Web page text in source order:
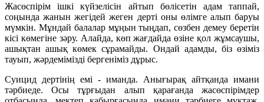
Жасөспірім ішкі күйзелісін айтып бөлісетін адам таппай,
соңында жанын жегідей жеген дерті оны өлімге алып баруы
мүмкін. Мұндай балалар мұңын тыңдап, сөзбен демеу беретін
кісі көмегіне зәру. Алайда, көп жағдайда өзіне қол жұмсаушы,
ашықтан ашық көмек сұрамайды. Ондай адамды, біз өзіміз
тауып, жәрдемімізді бергеніміз дұрыс.
Суицид дертінің емі - иманда. Анығырақ айтқанда имани
тәрбиеде. Осы тұрғыдан алып қарағанда жасөспірімдер